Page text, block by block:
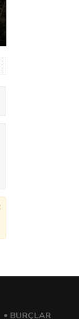
BURÇLAR